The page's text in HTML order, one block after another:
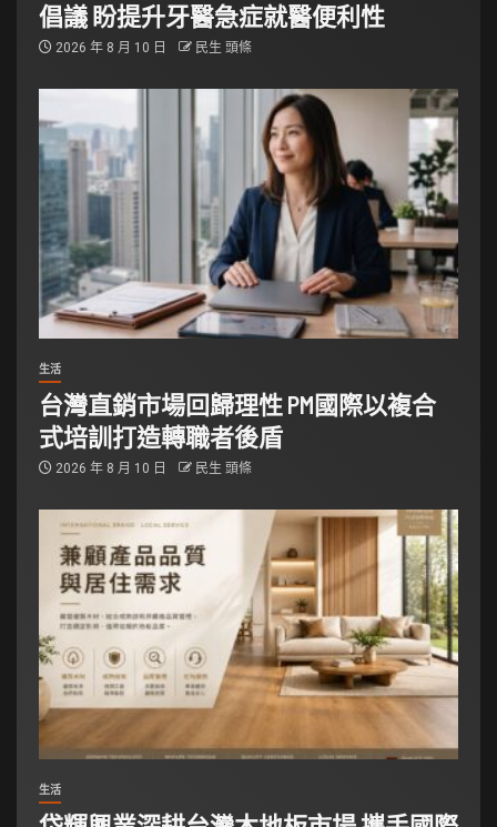
倡議 盼提升牙醫急症就醫便利性
2026 年 8 月 10 日 民生 頭條
生活
台灣直銷市場回歸理性 PM國際以複合
式培訓打造轉職者後盾
2026 年 8 月 10 日 民生 頭條
生活